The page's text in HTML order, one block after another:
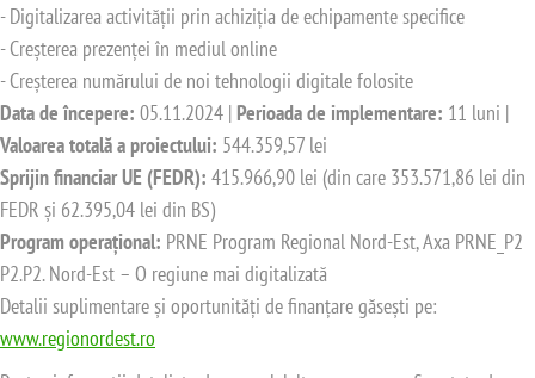
- Digitalizarea activității prin achiziția de echipamente specifice
- Creșterea prezenței în mediul online
- Creșterea numărului de noi tehnologii digitale folosite
Data de începere: 05.11.2024 | Perioada de implementare: 11 luni |
Valoarea totală a proiectului: 544.359,57 lei
Sprijin financiar UE (FEDR): 415.966,90 lei (din care 353.571,86 lei din
FEDR și 62.395,04 lei din BS)
Program operațional: PRNE Program Regional Nord-Est, Axa PRNE_P2
P2.P2. Nord-Est – O regiune mai digitalizată
Detalii suplimentare și oportunități de finanțare găsești pe:
www.regionordest.ro